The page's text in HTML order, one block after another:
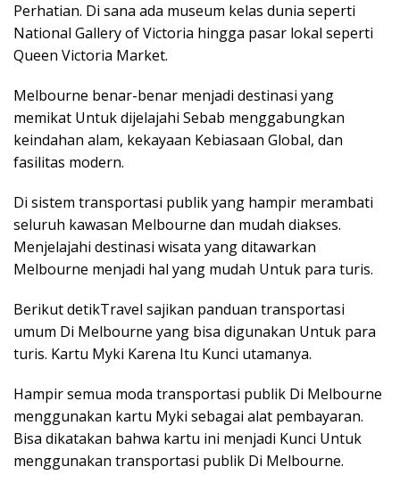
Perhatian. Di sana ada museum kelas dunia seperti
National Gallery of Victoria hingga pasar lokal seperti
Queen Victoria Market.
Melbourne benar-benar menjadi destinasi yang
memikat Untuk dijelajahi Sebab menggabungkan
keindahan alam, kekayaan Kebiasaan Global, dan
fasilitas modern.
Di sistem transportasi publik yang hampir merambati
seluruh kawasan Melbourne dan mudah diakses.
Menjelajahi destinasi wisata yang ditawarkan
Melbourne menjadi hal yang mudah Untuk para turis.
Berikut detikTravel sajikan panduan transportasi
umum Di Melbourne yang bisa digunakan Untuk para
turis. Kartu Myki Karena Itu Kunci utamanya.
Hampir semua moda transportasi publik Di Melbourne
menggunakan kartu Myki sebagai alat pembayaran.
Bisa dikatakan bahwa kartu ini menjadi Kunci Untuk
menggunakan transportasi publik Di Melbourne.